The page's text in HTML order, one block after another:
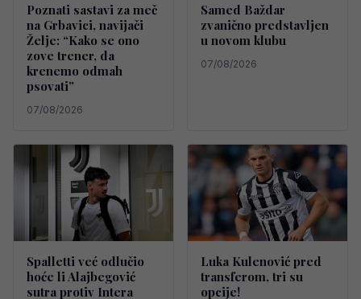
Poznati sastavi za meč
na Grbavici, navijači
Želje: “Kako se ono
zove trener, da
krenemo odmah
psovati”
07/08/2026
Samed Baždar
zvanično predstavljen
u novom klubu
07/08/2026
Spalletti već odlučio
hoće li Alajbegović
sutra protiv Intera
Luka Kulenović pred
transferom, tri su
opcije!